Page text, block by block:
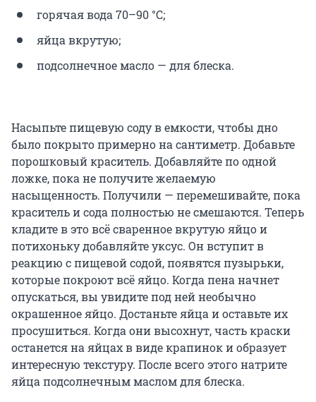
горячая вода 70–90 °С;
яйца вкрутую;
подсолнечное масло — для блеска.
Насыпьте пищевую соду в емкости, чтобы дно
было покрыто примерно на сантиметр. Добавьте
порошковый краситель. Добавляйте по одной
ложке, пока не получите желаемую
насыщенность. Получили — перемешивайте, пока
краситель и сода полностью не смешаются. Теперь
кладите в это всё сваренное вкрутую яйцо и
потихоньку добавляйте уксус. Он вступит в
реакцию с пищевой содой, появятся пузырьки,
которые покроют всё яйцо. Когда пена начнет
опускаться, вы увидите под ней необычно
окрашенное яйцо. Достаньте яйца и оставьте их
просушиться. Когда они высохнут, часть краски
останется на яйцах в виде крапинок и образует
интересную текстуру. После всего этого натрите
яйца подсолнечным маслом для блеска.